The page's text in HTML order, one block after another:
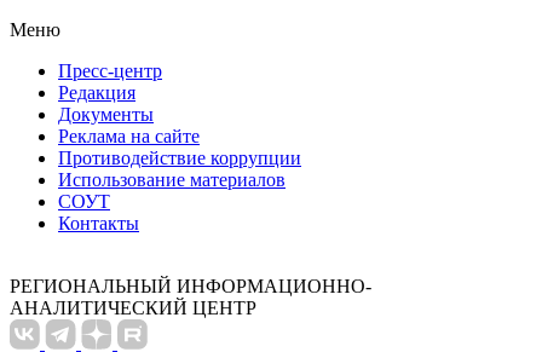
Меню
Пресс-центр
Редакция
Документы
Реклама на сайте
Противодействие коррупции
Использование материалов
СОУТ
Контакты
РЕГИОНАЛЬНЫЙ ИНФОРМАЦИОННО-
АНАЛИТИЧЕСКИЙ ЦЕНТР